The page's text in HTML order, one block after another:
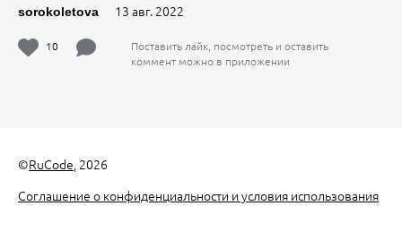
sorokoletova 13 авг. 2022
10
Поставить лайк, посмотреть и оставить
коммент можно в приложении
©RuCode , 2026
Соглашение о конфиденциальности и условия использования